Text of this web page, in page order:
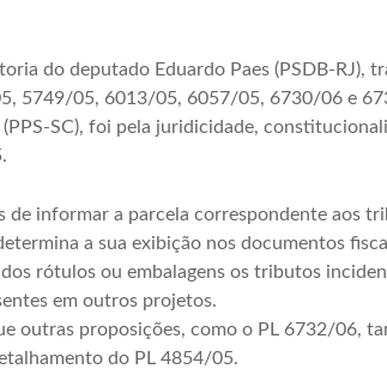
do deputado Eduardo Paes (PSDB-
5749/05, 6013/05, 6057/05, 6730/06 e
SC), foi pela juridicidade,
de informar a parcela correspondente aos
a sua exibição nos documentos
rótulos ou embalagens os tributos
em outros projetos.
outras proposições, como o PL 6732/06,
do PL 4854/05.